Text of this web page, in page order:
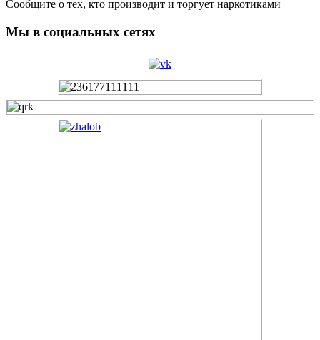
Сообщите о тех, кто производит и торгует наркотиками
Мы в социальных сетях